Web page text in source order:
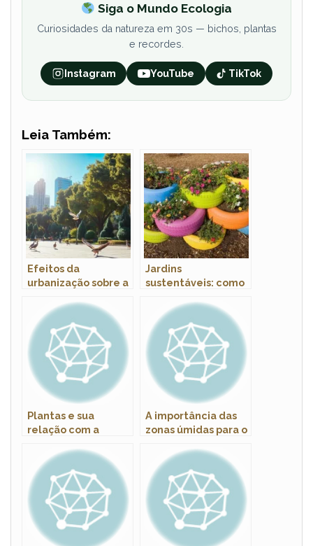
Siga o Mundo Ecologia
Curiosidades da natureza em 30s — bichos, plantas
e recordes.
Instagram YouTube TikTok
Leia Também:
Efeitos da
urbanização sobre a
Jardins
sustentáveis: como
nativas
Plantas e sua
relação com a
e da água
A importância das
zonas úmidas para o